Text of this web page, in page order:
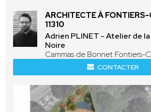
ARCHITECTE À
11310
Adrien PLINET - Atelier de
Noire
Cammas de Bonnet Fontiers-
CONTACTER